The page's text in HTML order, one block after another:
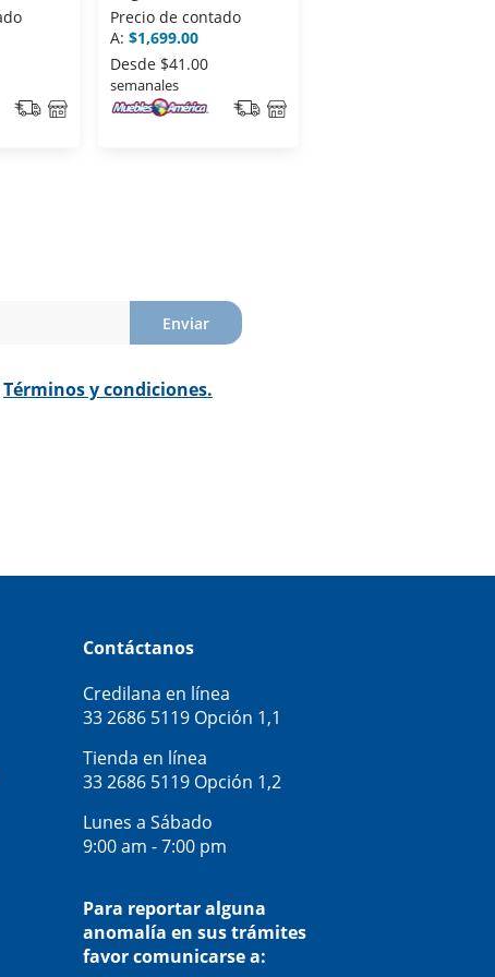
Precio de contado
A: $1,699.00
Desde $41.00
semanales
Enviar
Términos y condiciones.
Contáctanos
Credilana en línea
33 2686 5119 Opción 1,1
Tienda en línea
33 2686 5119 Opción 1,2
Lunes a Sábado
9:00 am - 7:00 pm
Para reportar alguna
anomalía en sus trámites
favor comunicarse a: